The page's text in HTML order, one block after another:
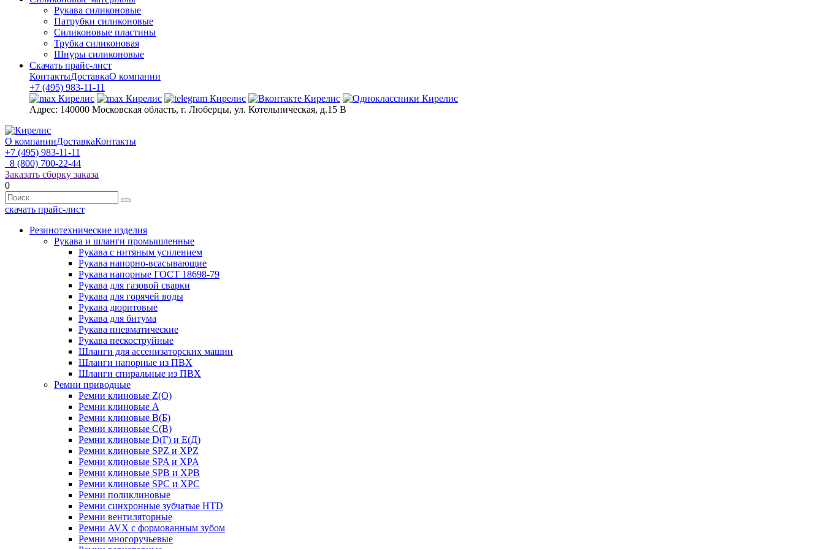
Рукава силиконовые
Патрубки силиконовые
Силиконовые пластины
Трубка силиконовая
Шнуры силиконовые
Скачать прайс-лист
КонтактыДоставкаО компании
+7 (495) 983-11-11
Адрес: 140000 Московская область, г. Люберцы, ул. Котельническая, д.15 В
О компанииДоставкаКонтакты
+7 (495) 983-11-11
8 (800) 700-22-44
Заказать сборку заказа
0
скачать прайс-лист
Резинотехнические изделия
Рукава и шланги промышленные
Рукава с нитяным усилением
Рукава напорно-всасывающие
Рукава напорные ГОСТ 18698-79
Рукава для газовой сварки
Рукава для горячей воды
Рукава дюритовые
Рукава для битума
Рукава пневматические
Рукава пескоструйные
Шланги для ассенизаторских машин
Шланги напорные из ПВХ
Шланги спиральные из ПВХ
Ремни приводные
Ремни клиновые Z(О)
Ремни клиновые А
Ремни клиновые В(Б)
Ремни клиновые С(В)
Ремни клиновые D(Г) и Е(Д)
Ремни клиновые SPZ и XPZ
Ремни клиновые SPA и XPA
Ремни клиновые SPB и XPB
Ремни клиновые SPC и XPC
Ремни поликлиновые
Ремни синхронные зубчатые HTD
Ремни вентиляторные
Ремни AVX с формованным зубом
Ремни многоручьевые